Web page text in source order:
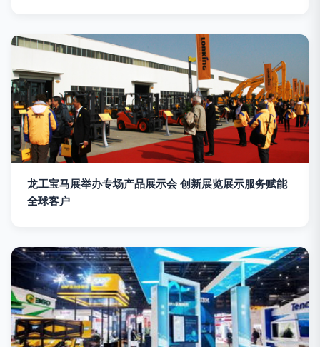
龙工宝马展举办专场产品展示会 创新展览展示服务赋能
全球客户